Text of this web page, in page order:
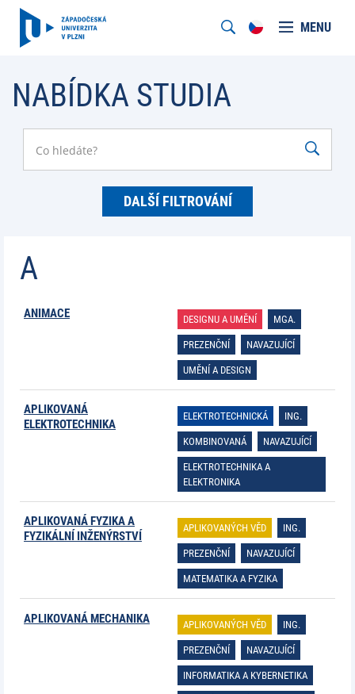
MENU
NABÍDKA STUDIA
DALŠÍ FILTROVÁNÍ
A
ANIMACE DESIGNU A UMĚNÍ MGA.
PREZENČNÍ NAVAZUJÍCÍ
UMĚNÍ A DESIGN
APLIKOVANÁ
ELEKTROTECHNIKA
ELEKTROTECHNICKÁ ING.
KOMBINOVANÁ NAVAZUJÍCÍ
ELEKTROTECHNIKA A
ELEKTRONIKA
APLIKOVANÁ FYZIKA A
FYZIKÁLNÍ INŽENÝRSTVÍ
APLIKOVANÝCH VĚD ING.
PREZENČNÍ NAVAZUJÍCÍ
MATEMATIKA A FYZIKA
APLIKOVANÁ MECHANIKA APLIKOVANÝCH VĚD ING.
PREZENČNÍ NAVAZUJÍCÍ
INFORMATIKA A KYBERNETIKA